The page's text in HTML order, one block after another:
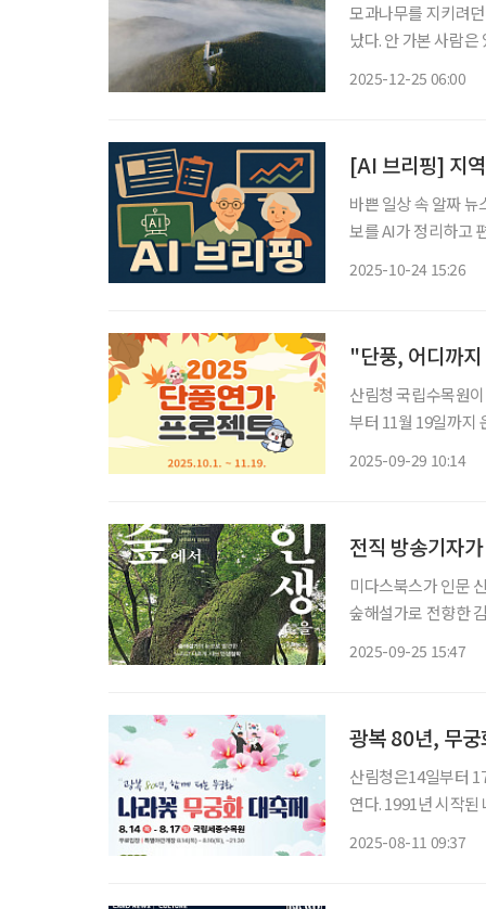
모과나무를 지키려
났다. 안 가본 사람은 있어도 한 번만 간 사람은 없다는 사유원(思惟園)은 대구시 군위군 팔공
2025-12-25 06:00
[AI 브리핑] 지
바쁜 일상 속 알짜
보를 AI가 정리하고 편집국 기자
2025-10-24 15:26
"단풍, 어디까
산림청 국립수목원
부터 11월 19일까지
2025-09-29 10:14
전직 방송기자
미다스북스가 인문
숲해설가로 전향한
2025-09-25 15:47
광복 80년, 무
산림청은14일부터
연다. 1991년 시작
2025-08-11 09:37